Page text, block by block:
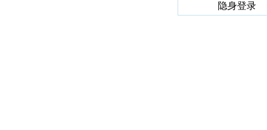
隐身登录